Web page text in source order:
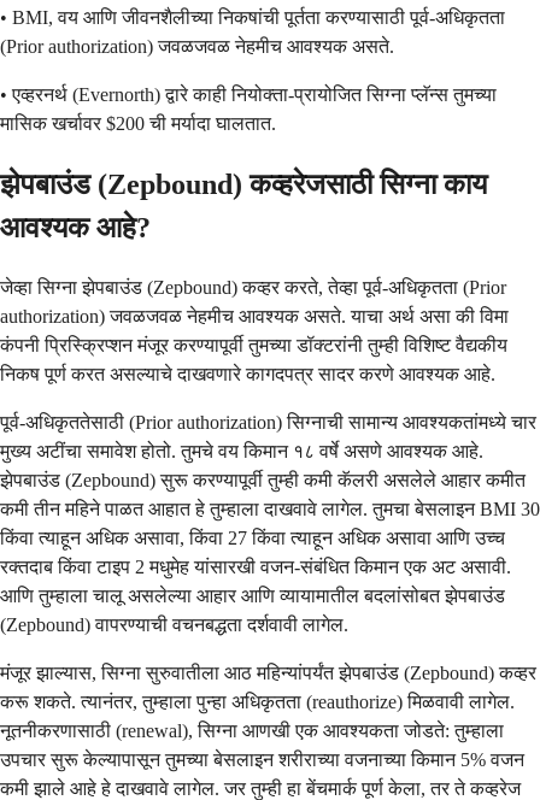
• BMI, वय आणि जीवनशैलीच्या निकषांची पूर्तता करण्यासाठी पूर्व-अधिकृतता
(Prior authorization) जवळजवळ नेहमीच आवश्यक असते.
• एव्हरनर्थ (Evernorth) द्वारे काही नियोक्ता-प्रायोजित सिग्ना प्लॅन्स तुमच्या
मासिक खर्चावर $200 ची मर्यादा घालतात.
झेपबाउंड (Zepbound) कव्हरेजसाठी सिग्ना काय
आवश्यक आहे?
जेव्हा सिग्ना झेपबाउंड (Zepbound) कव्हर करते, तेव्हा पूर्व-अधिकृतता (Prior
authorization) जवळजवळ नेहमीच आवश्यक असते. याचा अर्थ असा की विमा
कंपनी प्रिस्क्रिप्शन मंजूर करण्यापूर्वी तुमच्या डॉक्टरांनी तुम्ही विशिष्ट वैद्यकीय
निकष पूर्ण करत असल्याचे दाखवणारे कागदपत्र सादर करणे आवश्यक आहे.
पूर्व-अधिकृततेसाठी (Prior authorization) सिग्नाची सामान्य आवश्यकतांमध्ये चार
मुख्य अटींचा समावेश होतो. तुमचे वय किमान १८ वर्षे असणे आवश्यक आहे.
झेपबाउंड (Zepbound) सुरू करण्यापूर्वी तुम्ही कमी कॅलरी असलेले आहार कमीत
कमी तीन महिने पाळत आहात हे तुम्हाला दाखवावे लागेल. तुमचा बेसलाइन BMI 30
किंवा त्याहून अधिक असावा, किंवा 27 किंवा त्याहून अधिक असावा आणि उच्च
रक्तदाब किंवा टाइप 2 मधुमेह यांसारखी वजन-संबंधित किमान एक अट असावी.
आणि तुम्हाला चालू असलेल्या आहार आणि व्यायामातील बदलांसोबत झेपबाउंड
(Zepbound) वापरण्याची वचनबद्धता दर्शवावी लागेल.
मंजूर झाल्यास, सिग्ना सुरुवातीला आठ महिन्यांपर्यंत झेपबाउंड (Zepbound) कव्हर
करू शकते. त्यानंतर, तुम्हाला पुन्हा अधिकृतता (reauthorize) मिळवावी लागेल.
नूतनीकरणासाठी (renewal), सिग्ना आणखी एक आवश्यकता जोडते: तुम्हाला
उपचार सुरू केल्यापासून तुमच्या बेसलाइन शरीराच्या वजनाच्या किमान 5% वजन
कमी झाले आहे हे दाखवावे लागेल. जर तुम्ही हा बेंचमार्क पूर्ण केला, तर ते कव्हरेज